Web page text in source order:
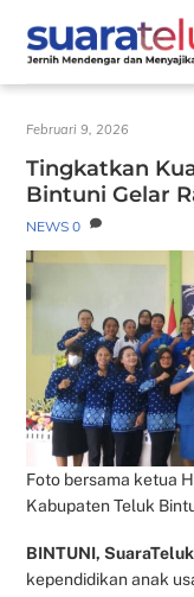
content
Februari 9, 2026
Tingkatkan
Bintuni Gelar
NEWS 0
Foto bersama ketua
Kabupaten Teluk
BINTUNI,
kependidikan anak